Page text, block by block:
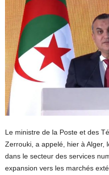
Le ministre de la Poste et des
Zerrouki, a appelé, hier à Alger,
dans le secteur des services
expansion vers les marchés